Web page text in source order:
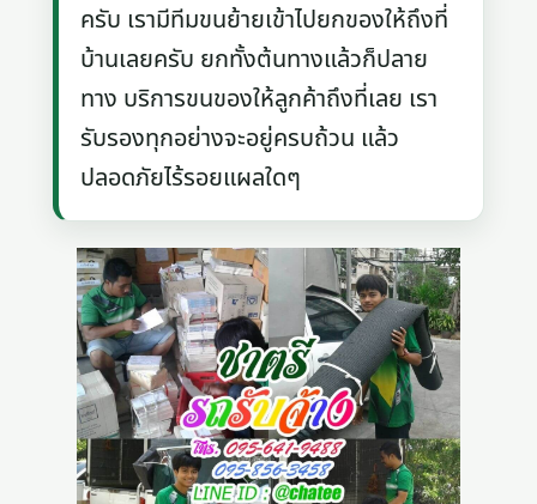
ครับ เรามีทีมขนย้ายเข้าไปยกของให้ถึงที่
บ้านเลยครับ ยกทั้งต้นทางแล้วก็ปลาย
ทาง บริการขนของให้ลูกค้าถึงที่เลย เรา
รับรองทุกอย่างจะอยู่ครบถ้วน แล้ว
ปลอดภัยไร้รอยแผลใดๆ